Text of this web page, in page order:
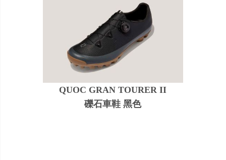
QUOC GRAN TOURER II
礫石車鞋 黑色